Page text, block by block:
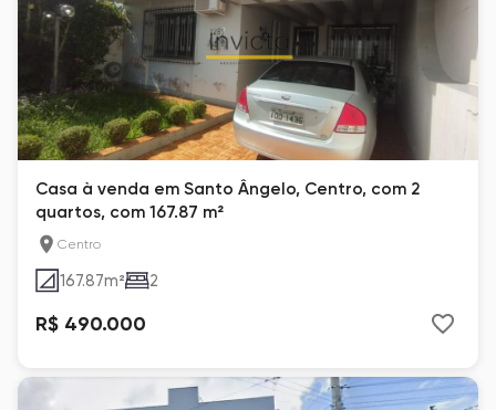
Casa à venda em Santo Ângelo, Centro, com 2
quartos, com 167.87 m²
Centro
167.87m² 2
R$ 490.000